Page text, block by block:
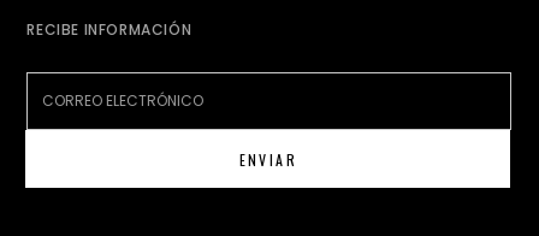
RECIBE INFORMACIÓN